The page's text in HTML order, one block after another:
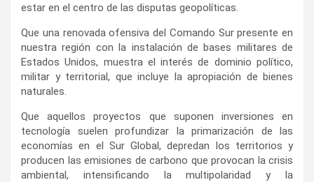
estar en el centro de las disputas geopolíticas.
Que una renovada ofensiva del Comando Sur presente en
nuestra región con la instalación de bases militares de
Estados Unidos, muestra el interés de dominio político,
militar y territorial, que incluye la apropiación de bienes
naturales.
Que aquellos proyectos que suponen inversiones en
tecnología suelen profundizar la primarización de las
economías en el Sur Global, depredan los territorios y
producen las emisiones de carbono que provocan la crisis
ambiental, intensificando la multipolaridad y la